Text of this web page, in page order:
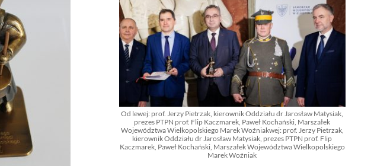
Od lewej: prof. Jerzy Pietrzak, kierownik Oddziału dr Jarosław Matysiak,
prezes PTPN prof. Flip Kaczmarek, Paweł Kochański, Marszałek
Województwa Wielkopolskiego Marek Woźniakwej: prof. Jerzy Pietrzak,
kierownik Oddziału dr Jarosław Matysiak, prezes PTPN prof. Flip
Kaczmarek, Paweł Kochański, Marszałek Województwa Wielkopolskiego
Marek Woźniak